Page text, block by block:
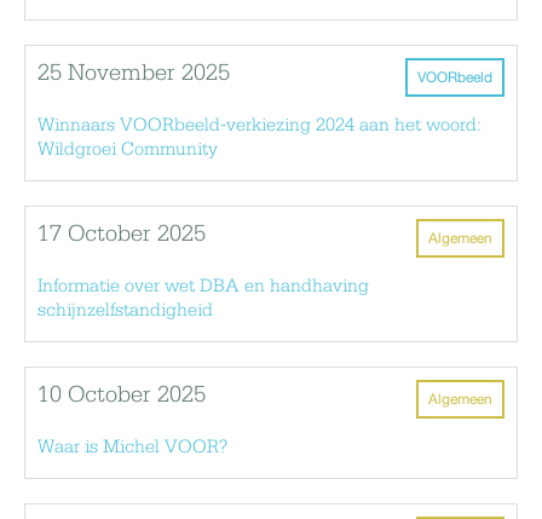
VOORbeeld
25 November 2025
Winnaars VOORbeeld-verkiezing 2024 aan het woord:
Wildgroei Community
Algemeen
17 October 2025
Informatie over wet DBA en handhaving
schijnzelfstandigheid
Algemeen
10 October 2025
Waar is Michel VOOR?